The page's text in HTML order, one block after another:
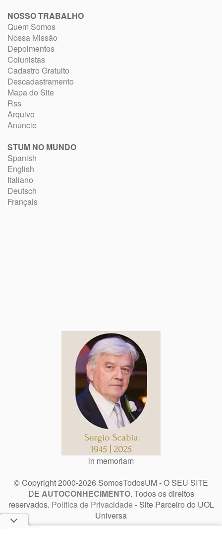
NOSSO TRABALHO
Quem Somos
Nossa Missão
Depoimentos
Colunistas
Cadastro Gratuito
Descadastramento
Mapa do Site
Rss
Arquivo
Anuncie
STUM NO MUNDO
Spanish
English
Italiano
Deutsch
Français
in memoriam
© Copyright 2000-2026 SomosTodosUM - O SEU SITE
DE AUTOCONHECIMENTO. Todos os direitos
reservados. Política de Privacidade - Site Parceiro do UOL
Universa